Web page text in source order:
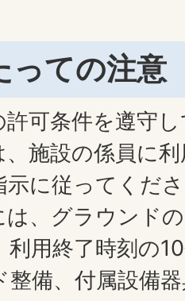
っての注意
許可条件を遵守
、施設の係員に
示に従ってくだ
は、グラウンド
利用終了時刻の
整備、付属設備